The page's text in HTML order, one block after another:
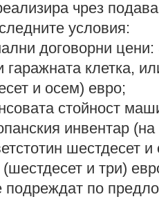
чрез
условия:
договорни цени:
клетка,
и осем) евро;
стойност
инвентар
шестдесет
и три)
подреждат по